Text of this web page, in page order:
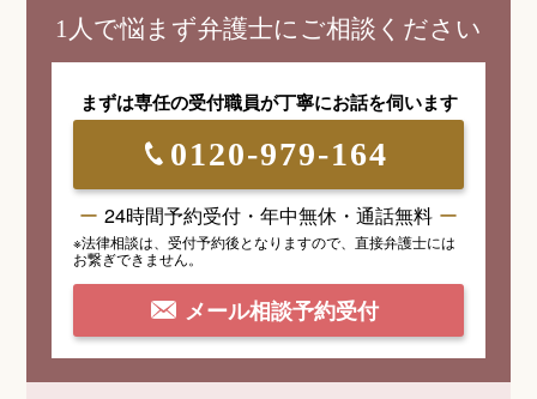
1人で悩まず弁護士にご相談ください
まずは専任の受付職員が丁寧にお話を伺います
0120-979-164
24時間予約受付・年中無休・通話無料
※法律相談は、受付予約後となりますので、 直接弁護士には
お繋ぎできません。
メール相談予約受付